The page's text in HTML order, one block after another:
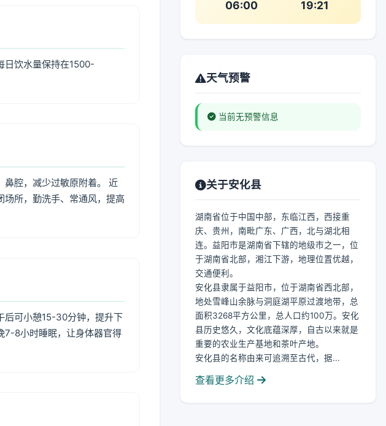
日饮水量保持在1500-
鼻腔，减少过敏原附着。 近
场所，勤洗手、常通风，提高
后可小憩15-30分钟，提升下
7-8小时睡眠，让身体器官得
06:00 19:21
天气预警
当前无预警信息
关于安化县
湖南省位于中国中部，东临江西，西接重
庆、贵州，南毗广东、广西，北与湖北相
连。益阳市是湖南省下辖的地级市之一，位
于湖南省北部，湘江下游，地理位置优越，
交通便利。
安化县隶属于益阳市，位于湖南省西北部，
地处雪峰山余脉与洞庭湖平原过渡地带，总
面积3268平方公里，总人口约100万。安化
县历史悠久，文化底蕴深厚，自古以来就是
重要的农业生产基地和茶叶产地。
安化县的名称由来可追溯至古代，据...
查看更多介绍